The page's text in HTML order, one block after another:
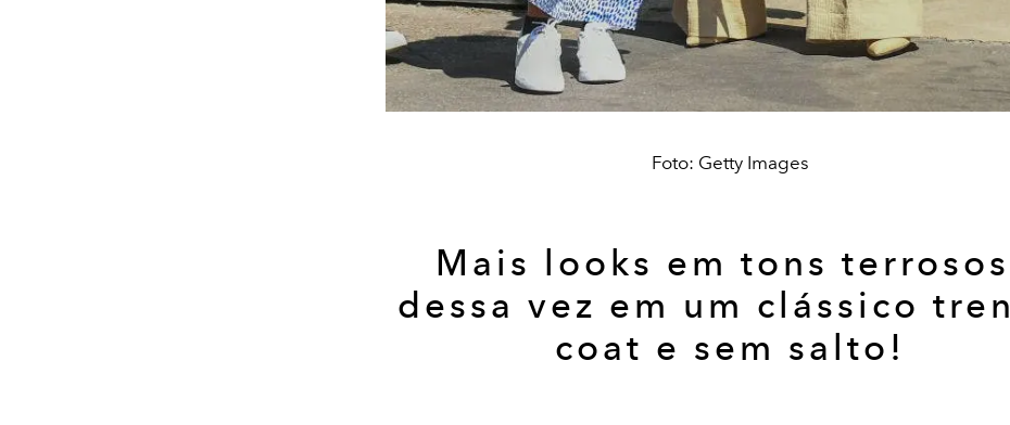
Foto: Getty Images
Mais looks em tons
dessa vez em um clássico
coat e sem salto!